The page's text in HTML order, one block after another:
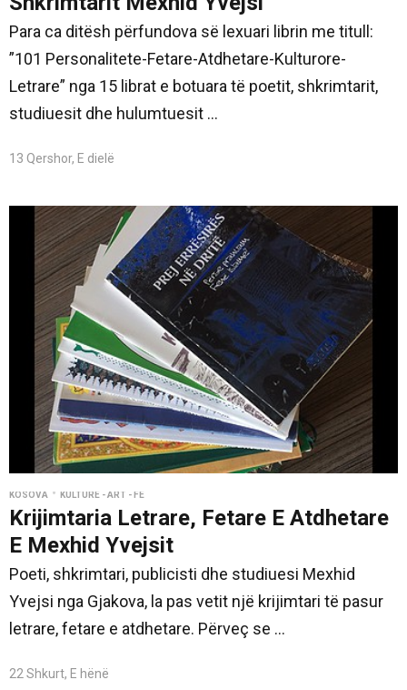
Para ca ditësh përfundova së lexuari librin me titull:
”101 Personalitete-Fetare-Atdhetare-Kulturore-
Letrare” nga 15 librat e botuara të poetit, shkrimtarit,
studiuesit dhe hulumtuesit ...
13 Qershor, E dielë
KOSOVA • KULTURË - ART - FE
Krijimtaria Letrare, Fetare E Atdhetare
E Mexhid Yvejsit
Poeti, shkrimtari, publicisti dhe studiuesi Mexhid
Yvejsi nga Gjakova, la pas vetit një krijimtari të pasur
letrare, fetare e atdhetare. Përveç se ...
22 Shkurt, E hënë